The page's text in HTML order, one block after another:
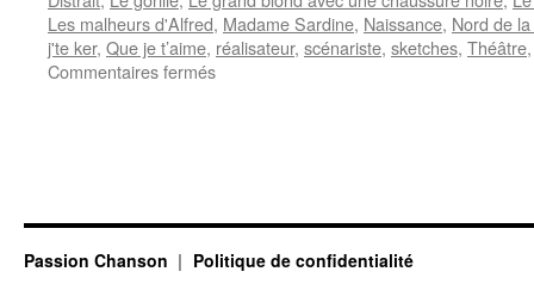
Les malheurs d'Alfred, Madame Sardine, Naissance, Nord de
j'te ker, Que je t’aime, réalisateur, scénariste, sketches, Théâtre
Commentaires ferméssur
Passion Chanson Politique de confidentialité